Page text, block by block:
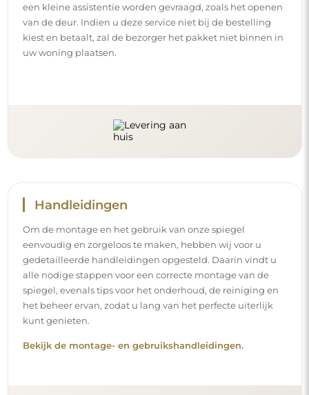
een kleine assistentie worden gevraagd, zoals het openen
van de deur. Indien u deze service niet bij de bestelling
kiest en betaalt, zal de bezorger het pakket niet binnen in
uw woning plaatsen.
Handleidingen
Om de montage en het gebruik van onze spiegel
eenvoudig en zorgeloos te maken, hebben wij voor u
gedetailleerde handleidingen opgesteld. Daarin vindt u
alle nodige stappen voor een correcte montage van de
spiegel, evenals tips voor het onderhoud, de reiniging en
het beheer ervan, zodat u lang van het perfecte uiterlijk
kunt genieten.
Bekijk de montage- en gebruikshandleidingen.